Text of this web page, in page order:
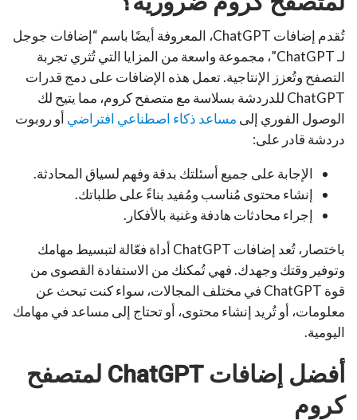
تُقدم إضافات ChatGPT، المعروفة أيضًا باسم “إضافات جوجل
لـ ChatGPT”، مجموعة واسعة من المزايا التي تُثري تجربة
التصفح وتُعزز الإنتاجية. تعمل هذه الإضافات على دمج قدرات
ChatGPT للدردشة بسلاسة مع متصفح كروم، مما يتيح لك
الوصول الفوري إلى مساعد ذكاء اصطناعي افتراضي أو روبوت
دردشة قادر على:
الإجابة على جميع أسئلتك بدقة وفهم لسياق المحادثة.
إنشاء محتوى مُناسب ومُفيد بناءً على طلباتك.
إجراء محادثات هادفة وغنية بالأفكار.
باختصار، تُعد إضافات ChatGPT أداة فعّالة لتبسيط مهامك
وتوفير وقتك وجهدك. فهي تُمكنك من الاستفادة القصوى من
قوة ChatGPT في مختلف المجالات، سواء كنت تبحث عن
معلومات، أو تُريد إنشاء محتوى، أو تحتاج إلى مساعد في مهامك
اليومية.
أفضل إضافات ChatGPT لمتصفح
كروم